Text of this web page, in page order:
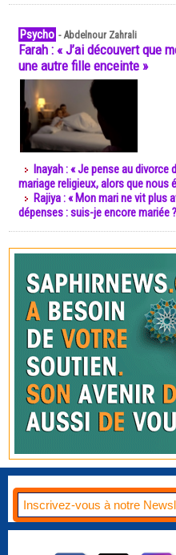
Psycho -Abdelnour Zahrali
Farah : « J’ai découvert que
une autre fille enceinte »
Inayah : « Je pense au
mariage religieux, alors que nous
Rajiya : « Mon mari ne vit plus
dépenses : suis-je encore mariée